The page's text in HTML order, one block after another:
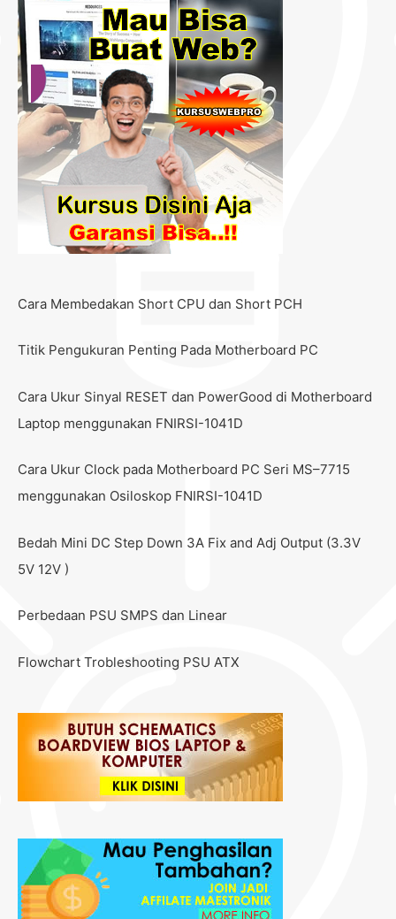
Cara Membedakan Short CPU dan Short PCH
Titik Pengukuran Penting Pada Motherboard PC
Cara Ukur Sinyal RESET dan PowerGood di Motherboard
Laptop menggunakan FNIRSI-1041D
Cara Ukur Clock pada Motherboard PC Seri MS–7715
menggunakan Osiloskop FNIRSI-1041D
Bedah Mini DC Step Down 3A Fix and Adj Output (3.3V
5V 12V )
Perbedaan PSU SMPS dan Linear
Flowchart Trobleshooting PSU ATX